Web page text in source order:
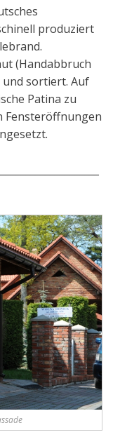
produziert
(Handabbruch
und sortiert. Auf
Patina zu
Fensteröffnungen